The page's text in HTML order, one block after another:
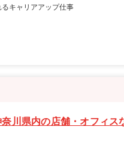
キャリアアップ仕事
川県内の店舗・オフィ